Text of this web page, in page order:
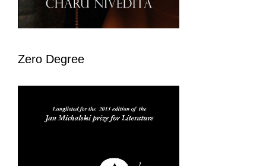
Zero Degree